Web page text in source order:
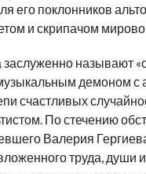
его поклонников
и скрипачом
называют
демоном с
счастливых
По стечению
Валерия
труда, души